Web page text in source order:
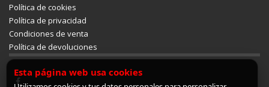
Política de cookies
Política de privacidad
Condiciones de venta
Política de devoluciones
Esta página web usa cookies